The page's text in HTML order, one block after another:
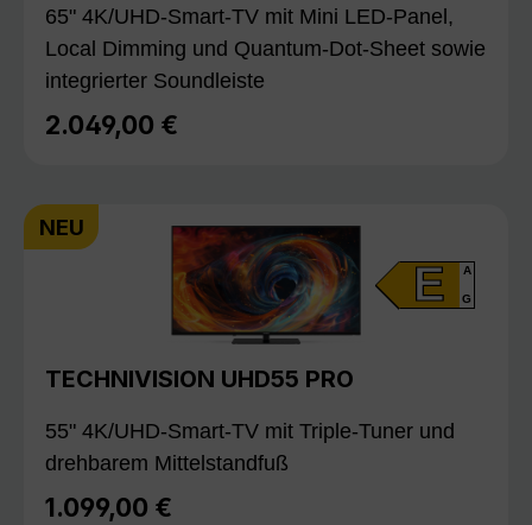
65" 4K/UHD-Smart-TV mit Mini LED-Panel,
Local Dimming und Quantum-Dot-Sheet sowie
integrierter Soundleiste
Regulärer Preis:
2.049,00 €
NEU
E A
G
TECHNIVISION UHD55 PRO
55" 4K/UHD-Smart-TV mit Triple-Tuner und
drehbarem Mittelstandfuß
Regulärer Preis:
1.099,00 €